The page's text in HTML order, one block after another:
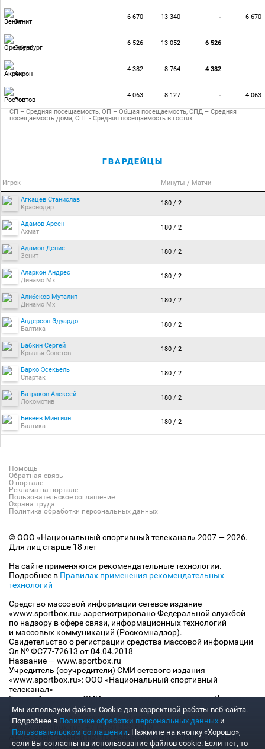
Зенит
6 670 13 340 - 6 670
Оренбург
6 526 13 052 6 526 -
Акрон
4 382 8 764 4 382 -
Ростов
4 063 8 127 - 4 063
СП – Средняя посещаемость, ОП – Общая посещаемость, СПД – Средняя
посещаемость дома, СПГ - Средняя посещаемость в гостях
ГВАРДЕЙЦЫ
Игрок Минуты / Матчи
Агкацев Станислав
Краснодар
180 / 2
Адамов Арсен
Ахмат
180 / 2
Адамов Денис
Зенит
180 / 2
Аларкон Андрес
Динамо Мх
180 / 2
Алибеков Муталип
Динамо Мх
180 / 2
Андерсон Эдуардо
Балтика
180 / 2
Бабкин Сергей
Крылья Советов
180 / 2
Барко Эсекьель
Спартак
180 / 2
Батраков Алексей
Локомотив
180 / 2
Бевеев Мингиян
Балтика
180 / 2
Помощь
Обратная связь
О портале
Реклама на портале
Пользовательское соглашение
Охрана труда
Политика обработки персональных данных
© ООО «Национальный спортивный телеканал» 2007 — 2026.
Для лиц старше 18 лет
На сайте применяются рекомендательные технологии.
Подробнее в Правилах применения рекомендательных
технологий
Средство массовой информации сетевое издание
«www.sportbox.ru» зарегистрировано Федеральной службой
по надзору в сфере связи, информационных технологий
и массовых коммуникаций (Роскомнадзор).
Свидетельство о регистрации средства массовой информации
Эл № ФС77-72613 от 04.04.2018
Название — www.sportbox.ru
Учредитель (соучредители) СМИ сетевого издания
«www.sportbox.ru»: ООО «Национальный спортивный
телеканал»
Главный редактор СМИ сетевого издания «www.sportbox.ru»:
Конов В.А.
Номер телефона редакции СМИ сетевого издания
«www.sportbox.ru»: +7 (495) 653 8419
Адрес электронной почты редакции СМИ сетевого издания
«www.sportbox.ru»: editor@sportbox.ru
Мы используем файлы Сookie для корректной работы веб-сайта.
Подробнее в Политике обработки персональных данных и
Пользовательском соглашении. Нажмите на кнопку «Хорошо»,
если Вы согласны на использование файлов cookie. Если нет, то